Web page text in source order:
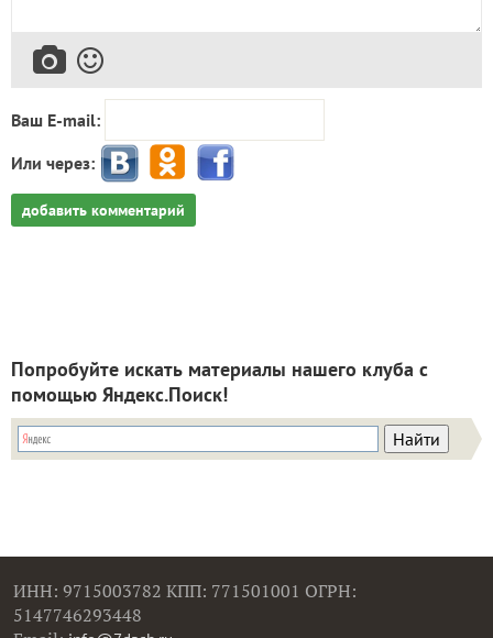
Ваш E-mail:
Или через:
добавить комментарий
Попробуйте искать материалы нашего клуба с
помощью Яндекс.Поиск!
ИНН: 9715003782 КПП: 771501001 ОГРН:
5147746293448